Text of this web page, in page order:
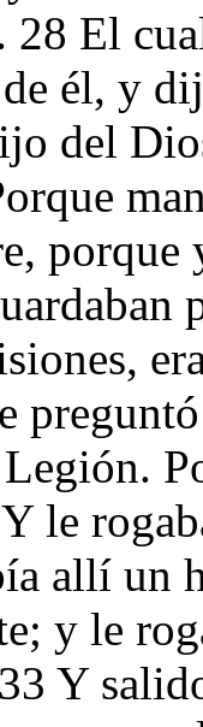
28 El
él, y
del
le
allí un
y le
Y